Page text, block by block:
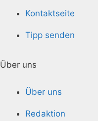
Kontaktseite
Tipp senden
Über uns
Über uns
Redaktion